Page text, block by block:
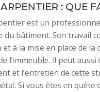
: QUE
est un
du bâtiment. Son travail
et à la mise en place de
l’immeuble. Il peut
et l’entretien de cette
Si vous êtes en quête